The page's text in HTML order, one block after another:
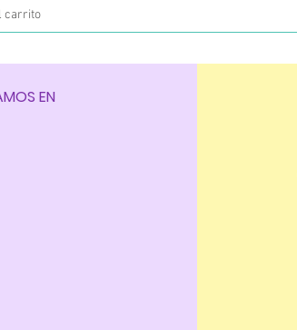
carrito
EN